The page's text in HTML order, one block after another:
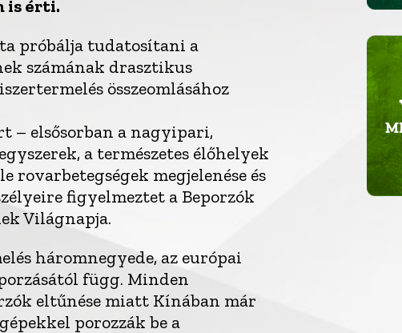
is érti.
próbálja tudatosítani a
számának drasztikus
összeomlásához
– elsősorban a nagyipari,
a természetes élőhelyek
rovarbetegségek megjelenése és
figyelmeztet a Beporzók
Világnapja.
háromnegyede, az európai
függ. Minden
eltűnése miatt Kínában már
porozzák be a